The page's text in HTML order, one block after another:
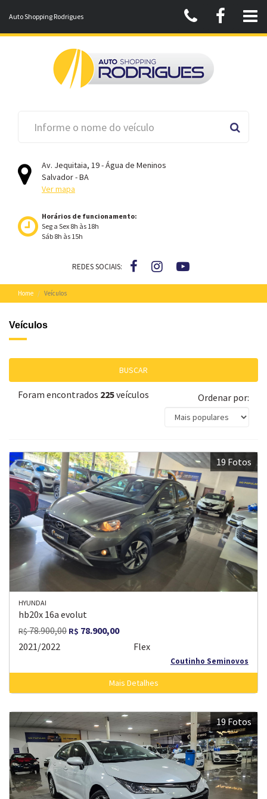
Auto Shopping Rodrigues
Av. Jequitaia, 19 - Água de Meninos
Salvador - BA
Ver mapa
Horários de funcionamento:
Seg a Sex 8h às 18h
Sáb 8h às 15h
REDES SOCIAIS:
Home Veículos
Veículos
BUSCAR
Foram encontrados 225veículos Ordenar por:
19 Fotos
HYUNDAI
hb20x 16a evolut
R$78.900,00 R$ 78.900,00
2021/2022
Flex
Coutinho Seminovos
Mais Detalhes
19 Fotos